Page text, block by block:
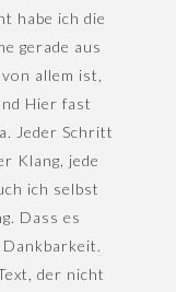
habe ich die
gerade aus
allem ist,
Hier fast
Jeder Schritt
Klang, jede
ich selbst
Dass es
Dankbarkeit.
der nicht